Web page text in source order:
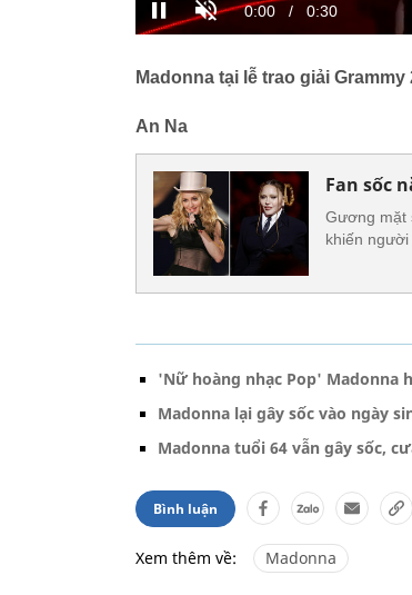
Madonna tại lễ trao giải Grammy
An Na
Fan sốc
Gương mặt
khiến
'Nữ hoàng nhạc Pop' Madonna
Madonna lại gây sốc vào ngày
Madonna tuổi 64 vẫn gây sốc,
Bình luận
Xem thêm về: Madonna